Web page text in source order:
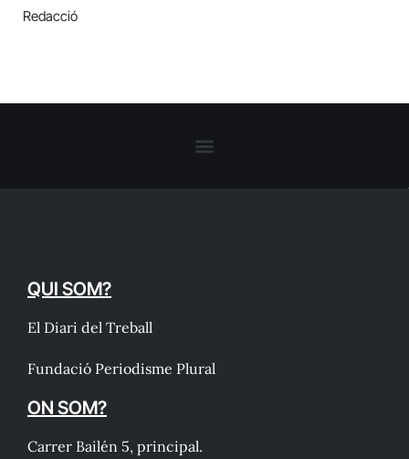
Redacció
QUI SOM?
El Diari del Treball
Fundació Periodisme Plural
ON SOM?
Carrer Bailén 5, principal.